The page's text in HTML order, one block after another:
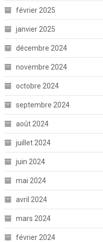
février 2025
janvier 2025
décembre 2024
novembre 2024
octobre 2024
septembre 2024
août 2024
juillet 2024
juin 2024
mai 2024
avril 2024
mars 2024
février 2024